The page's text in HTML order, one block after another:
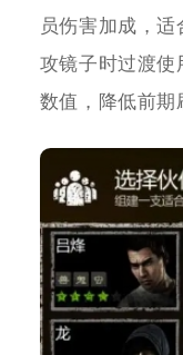
员伤害加成，
攻镜子时过渡使
数值，降低前期